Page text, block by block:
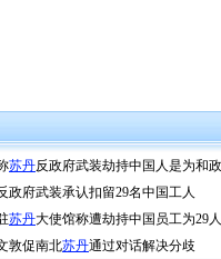
苏丹反政府武装劫持中国人是为和
政府武装承认扣留29名中国工人
苏丹大使馆称遭劫持中国员工为29人
敦促南北苏丹通过对话解决分歧